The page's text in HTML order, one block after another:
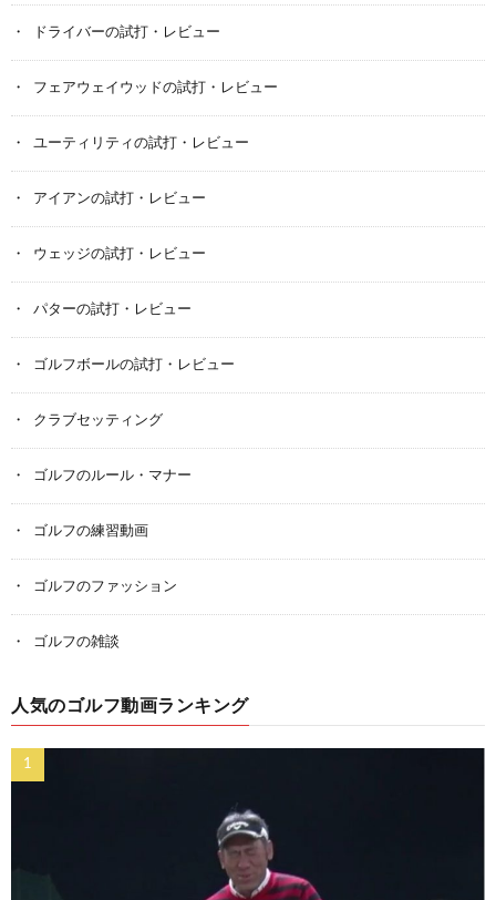
ドライバーの試打・レビュー
フェアウェイウッドの試打・レビュー
ユーティリティの試打・レビュー
アイアンの試打・レビュー
ウェッジの試打・レビュー
パターの試打・レビュー
ゴルフボールの試打・レビュー
クラブセッティング
ゴルフのルール・マナー
ゴルフの練習動画
ゴルフのファッション
ゴルフの雑談
人気のゴルフ動画ランキング